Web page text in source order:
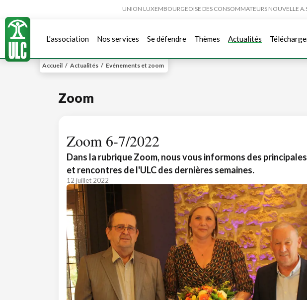
UNION LUXEMBOURGEOISE DES CONSOMMATEURS NOUVELLE
L'association Nos services Se défendre Thèmes Actualités
Accueil / Actualités / Evénements et zoom
Zoom
Zoom 6-7/2022
Dans la rubrique Zoom, nous vous informons des
et rencontres de l'ULC des dernières semaines.
12 juillet 2022